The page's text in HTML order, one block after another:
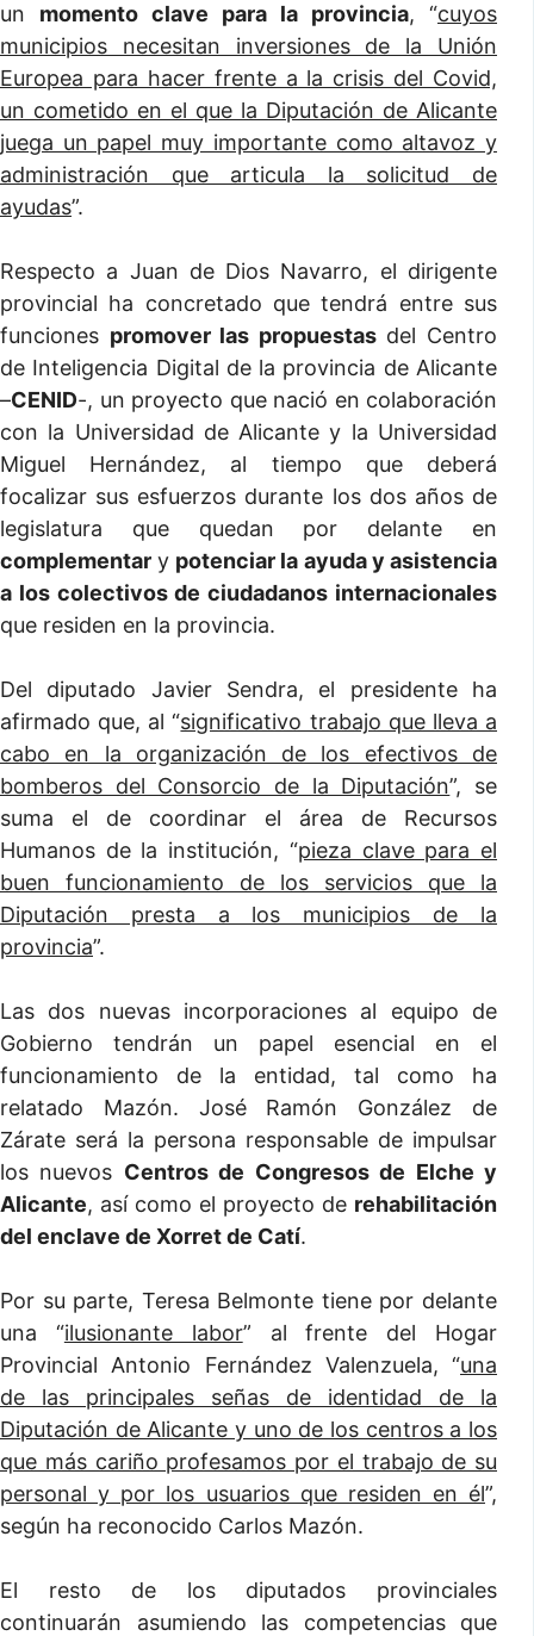
un momento clave para la provincia, “cuyos
municipios necesitan inversiones de la Unión
Europea para hacer frente a la crisis del Covid,
un cometido en el que la Diputación de Alicante
juega un papel muy importante como altavoz y
administración que articula la solicitud de
ayudas”.
Respecto a Juan de Dios Navarro, el dirigente
provincial ha concretado que tendrá entre sus
funciones promover las propuestasdel Centro
de Inteligencia Digital de la provincia de Alicante
–CENID-, un proyecto que nació en colaboración
con la Universidad de Alicante y la Universidad
Miguel Hernández, al tiempo que deberá
focalizar sus esfuerzos durante los dos años de
legislatura que quedan por delante en
complementar y potenciar la ayuda y asistencia
a los colectivos de ciudadanos internacionales
que residen en la provincia.
Del diputado Javier Sendra, el presidente ha
afirmado que, al “significativo trabajo que lleva a
cabo en la organización de los efectivos de
bomberos del Consorcio de la Diputación”, se
suma el de coordinar el área de Recursos
Humanos de la institución, “pieza clave para el
buen funcionamiento de los servicios que la
Diputación presta a los municipios de la
provincia”.
Las dos nuevas incorporaciones al equipo de
Gobierno tendrán un papel esencial en el
funcionamiento de la entidad, tal como ha
relatado Mazón. José Ramón González de
Zárate será la persona responsable de impulsar
los nuevos Centros de Congresos de Elche y
Alicante, así como el proyecto de rehabilitación
del enclave de Xorret de Catí.
Por su parte, Teresa Belmonte tiene por delante
una “ilusionante labor” al frente del Hogar
Provincial Antonio Fernández Valenzuela, “una
de las principales señas de identidad de la
Diputación de Alicante y uno de los centros a los
que más cariño profesamos por el trabajo de su
personal y por los usuarios que residen en él”,
según ha reconocido Carlos Mazón.
El resto de los diputados provinciales
continuarán asumiendo las competencias que